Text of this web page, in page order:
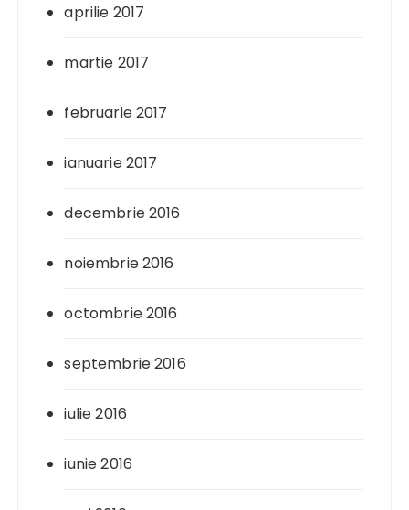
aprilie 2017
martie 2017
februarie 2017
ianuarie 2017
decembrie 2016
noiembrie 2016
octombrie 2016
septembrie 2016
iulie 2016
iunie 2016